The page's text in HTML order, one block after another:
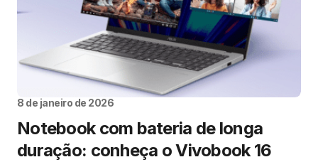
8 de janeiro de 2026
Notebook com bateria de longa
duração: conheça o Vivobook 16